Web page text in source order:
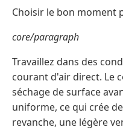
Choisir le bon moment
core/paragraph
Travaillez dans des
courant d'air direct. Le
séchage de surface
uniforme, ce qui crée
revanche, une légère